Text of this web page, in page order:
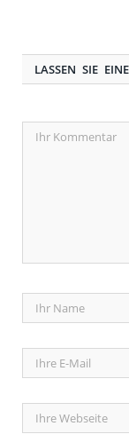
LASSEN SIE